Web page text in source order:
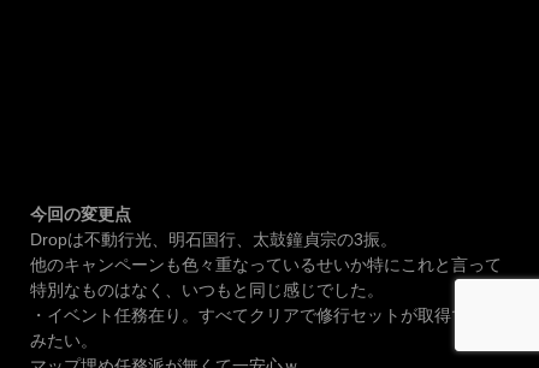
今回の変更点
Dropは不動行光、明石国行、太鼓鐘貞宗の3振。
他のキャンペーンも色々重なっているせいか特にこれと言って
特別なものはなく、いつもと同じ感じでした。
・イベント任務在り。すべてクリアで修行セットが取得できる
みたい。